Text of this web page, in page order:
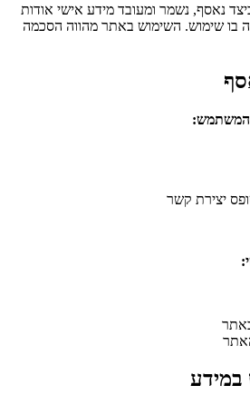
נאסף, נשמר ומעובד מידע אישי אודות
בו שימוש. השימוש באתר מהווה הסכמה
המשתמש:
יצירת קשר
: